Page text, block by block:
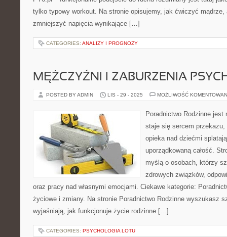
tylko typowy workout. Na stronie opisujemy, jak ćwiczyć mądrze,
zmniejszyć napięcia wynikające […]
CATEGORIES: ANALIZY I PROGNOZY
MĘŻCZYŹNI I ZABURZENIA
POSTED BY ADMIN LIS - 29 - 2025 MOŻLIWOŚĆ
Poradnictwo Rodzinne
staje się sercem
opieka nad dziećmi
uporządkowaną całość.
myślą o osobach, którzy
zdrowych związków,
oraz pracy nad własnymi emocjami. Ciekawe kategorie:
życiowe i zmiany. Na stronie Poradnictwo Rodzinne wyszukasz
wyjaśniają, jak funkcjonuje życie rodzinne […]
CATEGORIES: PSYCHOLOGIA LOTU